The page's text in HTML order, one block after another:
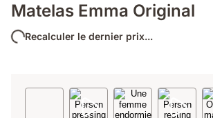
Matelas Emma Original
Recalculer le dernier prix...